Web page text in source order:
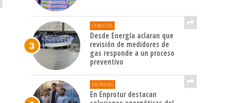
SERVICIOS
Desde Energía aclaran que
revisión de medidores de
gas responde a un proceso
preventivo
EMPRESAS
En Enprotur destacan